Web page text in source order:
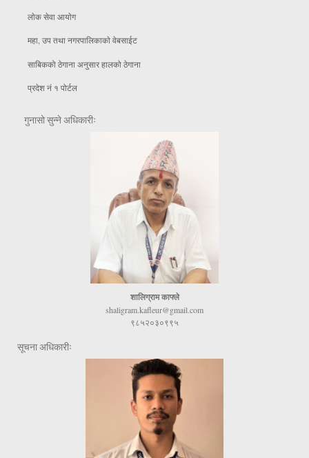
लाेक सेवा आयाेग
महा, उप तथा नगरपालिकाकाे वेबसाईट
साबिकको ठेगाना अनुसार हालको ठेगाना
प्रदेश नं १ पोर्टल
गुनासो सुन्ने अधिकारीः
शालिग्राम काफ्ले
shaligram.kafleur@gmail.com
९८५२०३०९९५
सूचना अधिकारीः